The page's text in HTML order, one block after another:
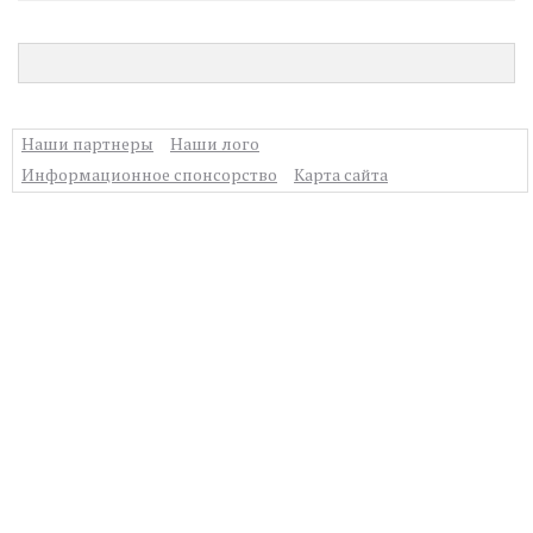
Наши партнеры
Наши лого
Информационное спонсорство
Карта сайта